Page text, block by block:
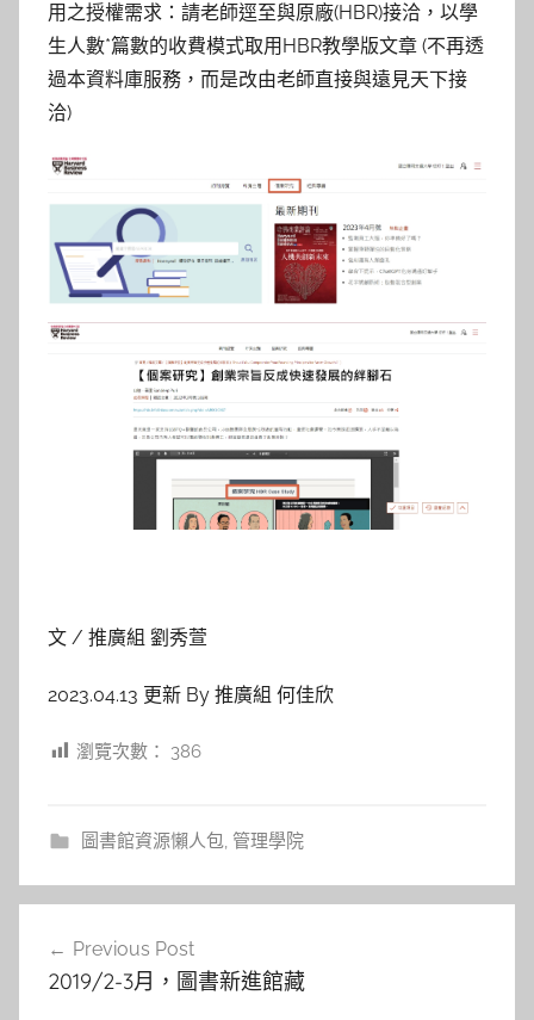
用之授權需求：請老師逕至與原廠(HBR)接洽，以學
生人數*篇數的收費模式取用HBR教學版文章 (不再透
過本資料庫服務，而是改由老師直接與遠見天下接
洽)
文 / 推廣組 劉秀萱
2023.04.13 更新 By 推廣組 何佳欣
瀏覽次數： 386
圖書館資源懶人包, 管理學院
Previous Post
2019/2-3月，圖書新進館藏